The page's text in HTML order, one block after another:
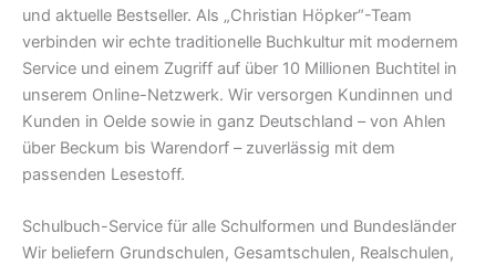
und aktuelle Bestseller. Als „Christian Höpker“-Team
verbinden wir echte traditionelle Buchkultur mit modernem
Service und einem Zugriff auf über 10 Millionen Buchtitel in
unserem Online-Netzwerk. Wir versorgen Kundinnen und
Kunden in Oelde sowie in ganz Deutschland – von Ahlen
über Beckum bis Warendorf – zuverlässig mit dem
passenden Lesestoff.
Schulbuch-Service für alle Schulformen und Bundesländer
Wir beliefern Grundschulen, Gesamtschulen, Realschulen,